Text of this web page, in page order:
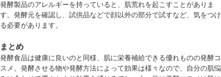
発酵製品のアレルギーを持っていると、肌荒れを起こすことがありま
す。発酵元を確認し、試供品などで顔以外の部分で試すなど、気をつけ
る必要があります。
まとめ
発酵食品は健康に良いのと同様、肌に栄養補給できる優れものの発酵コ
スメ。発酵させる物や発酵方法によって効果は様々なので、自分の肌悩